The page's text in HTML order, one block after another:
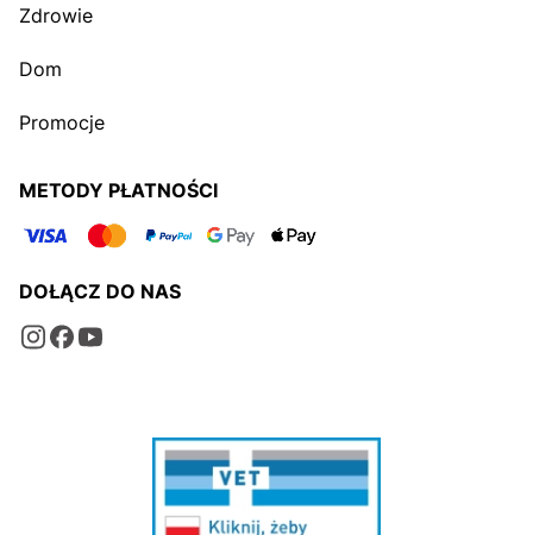
Zdrowie
Dom
Promocje
METODY PŁATNOŚCI
DOŁĄCZ DO NAS